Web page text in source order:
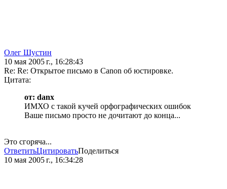
Олег Шустин
10 мая 2005 г., 16:28:43
Re: Re: Открытое письмо в Canon об юстировке.
Цитата:
от: danx
ИМХО с такой кучей орфографических ошибок
Ваше письмо просто не дочитают до конца...
Это сгоряча...
ОтветитьЦитироватьПоделиться
10 мая 2005 г., 16:34:28